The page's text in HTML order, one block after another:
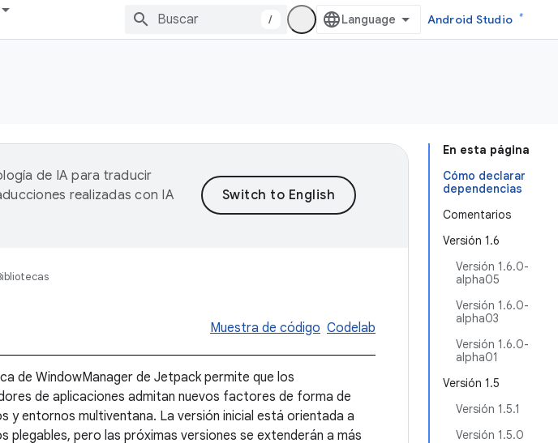
/ Android Studio
En esta página
Cómo declarar
dependencias
Comentarios
Versión 1.6
Versión 1.6.0-
alpha05
Versión 1.6.0-
alpha03
Versión 1.6.0-
alpha01
Versión 1.5
Versión 1.5.1
Versión 1.5.0
de IA para traducir
realizadas con IA
Muestra de código Codelab
de WindowManager de Jetpack permite que los
de aplicaciones admitan nuevos factores de forma de
y entornos multiventana. La versión inicial está orientada a
plegables, pero las próximas versiones se extenderán a más